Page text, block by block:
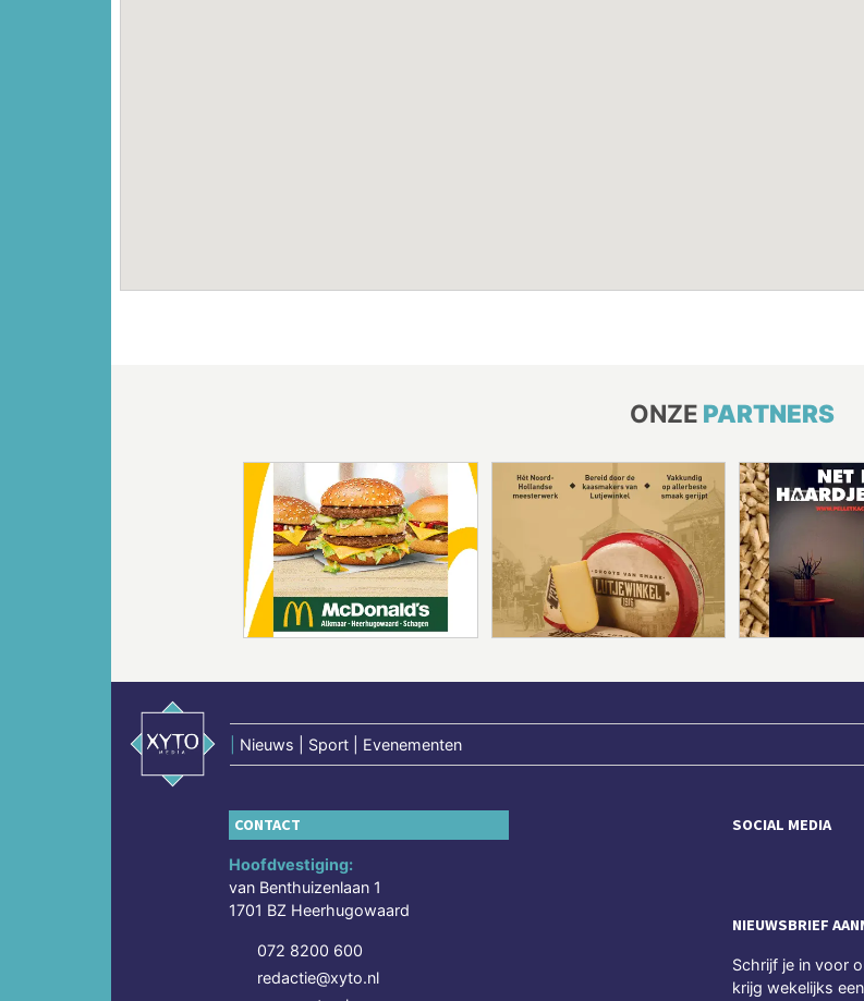
ONZE PARTNERS
Nieuws | Sport | Evenementen
CONTACT
Hoofdvestiging:
van Benthuizenlaan 1
1701 BZ Heerhugowaard
072 8200 600
redactie@xyto.nl
SOCIAL MEDIA
NIEUWSBRIEF
Schrijf je in voor
krijg wekelijks